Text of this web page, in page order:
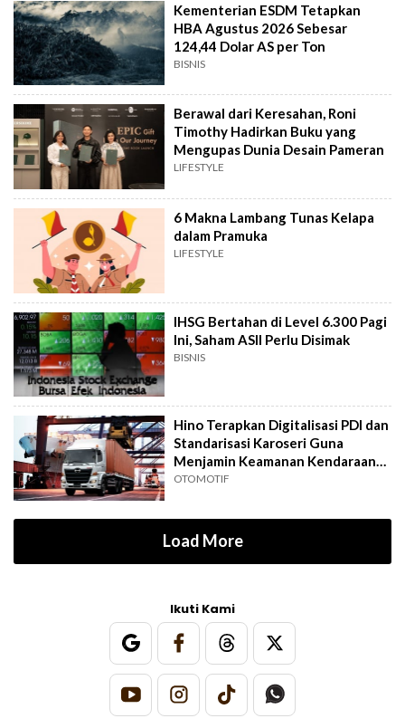
Kementerian ESDM Tetapkan
HBA Agustus 2026 Sebesar
124,44 Dolar AS per Ton
BISNIS
Berawal dari Keresahan, Roni
Timothy Hadirkan Buku yang
Mengupas Dunia Desain Pameran
LIFESTYLE
6 Makna Lambang Tunas Kelapa
dalam Pramuka
LIFESTYLE
IHSG Bertahan di Level 6.300 Pagi
Ini, Saham ASII Perlu Disimak
BISNIS
Hino Terapkan Digitalisasi PDI dan
Standarisasi Karoseri Guna
Menjamin Keamanan Kendaraan
Niaga
OTOMOTIF
Load More
Ikuti Kami